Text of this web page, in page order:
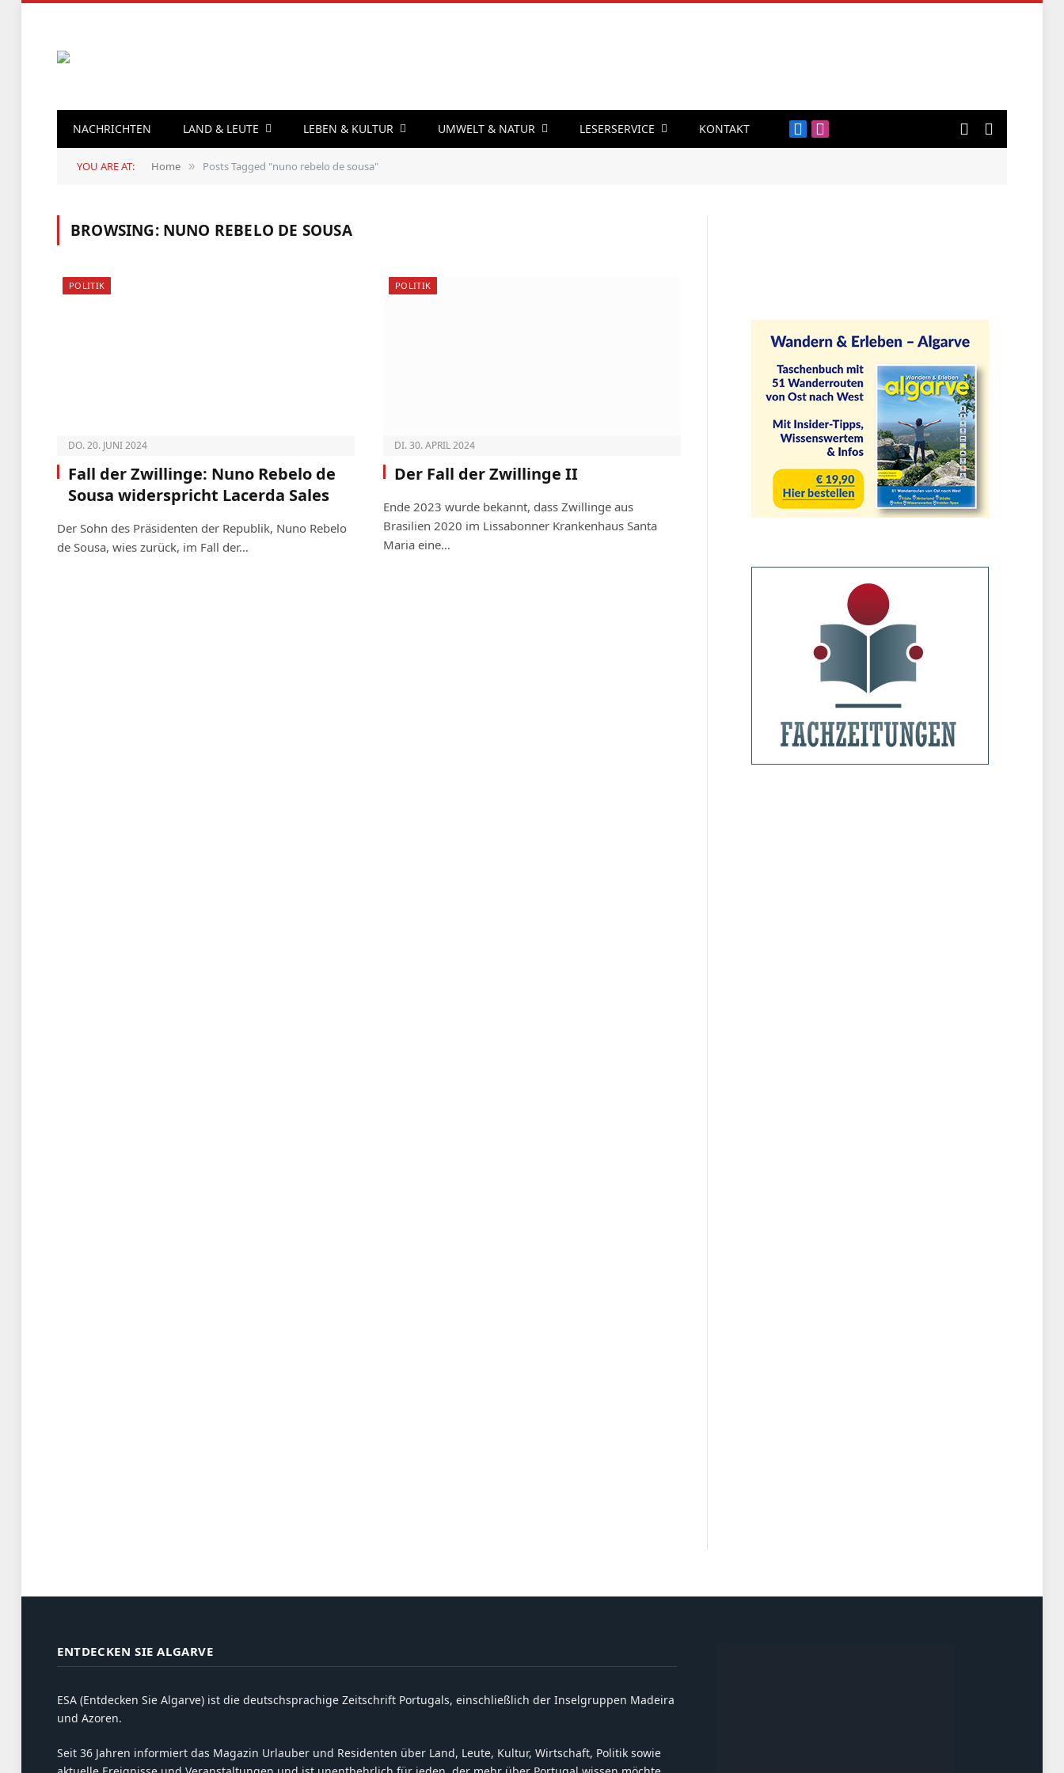
NACHRICHTEN LAND & LEUTE LEBEN & KULTUR UMWELT & NATUR LESERSERVICE KONTAKT FacebookInstagram
YOU ARE AT: Home » Posts Tagged "nuno rebelo de sousa"
BROWSING: NUNO REBELO DE SOUSA
POLITIK
DO. 20. JUNI 2024
Fall der Zwillinge: Nuno Rebelo de
Sousa widerspricht Lacerda Sales
Der Sohn des Präsidenten der Republik, Nuno Rebelo
de Sousa, wies zurück, im Fall der…
POLITIK
DI. 30. APRIL 2024
Der Fall der Zwillinge II
Ende 2023 wurde bekannt, dass Zwillinge aus
Brasilien 2020 im Lissabonner Krankenhaus Santa
Maria eine…
ENTDECKEN SIE ALGARVE
ESA (Entdecken Sie Algarve) ist die deutschsprachige Zeitschrift Portugals, einschließlich der Inselgruppen Madeira
und Azoren.
Seit 36 Jahren informiert das Magazin Urlauber und Residenten über Land, Leute, Kultur, Wirtschaft, Politik sowie